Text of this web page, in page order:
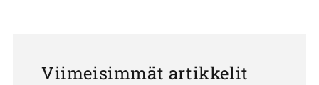
Viimeisimmät artikkelit